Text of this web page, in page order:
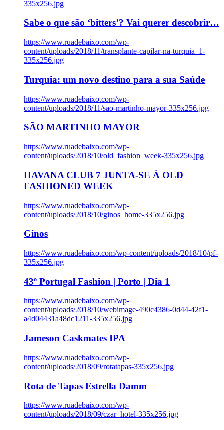
335x256.jpg
Sabe o que são ‘bitters’? Vai querer descobrir…
https://www.ruadebaixo.com/wp-
content/uploads/2018/11/transplante-capilar-na-turquia_1-
335x256.jpg
Turquia: um novo destino para a sua Saúde
https://www.ruadebaixo.com/wp-
content/uploads/2018/11/sao-martinho-mayor-335x256.jpg
SÃO MARTINHO MAYOR
https://www.ruadebaixo.com/wp-
content/uploads/2018/10/old_fashion_week-335x256.jpg
HAVANA CLUB 7 JUNTA-SE À OLD
FASHIONED WEEK
https://www.ruadebaixo.com/wp-
content/uploads/2018/10/ginos_home-335x256.jpg
Ginos
https://www.ruadebaixo.com/wp-content/uploads/2018/10/pf-
335x256.jpg
43º Portugal Fashion | Porto | Dia 1
https://www.ruadebaixo.com/wp-
content/uploads/2018/10/webimage-490c4386-0d44-42f1-
a4d04431a48dc1211-335x256.jpg
Jameson Caskmates IPA
https://www.ruadebaixo.com/wp-
content/uploads/2018/09/rotatapas-335x256.jpg
Rota de Tapas Estrella Damm
https://www.ruadebaixo.com/wp-
content/uploads/2018/09/czar_hotel-335x256.jpg